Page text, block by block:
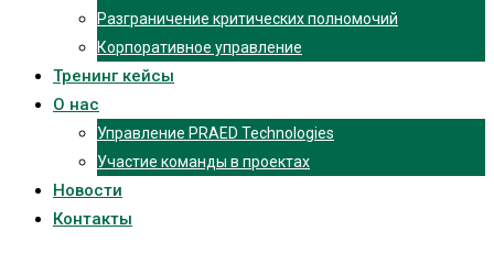
Разграничение критических полномочий
Корпоративное управление
Тренинг кейсы
О нас
Управление PRAED Technologies
Участие команды в проектах
Новости
Контакты